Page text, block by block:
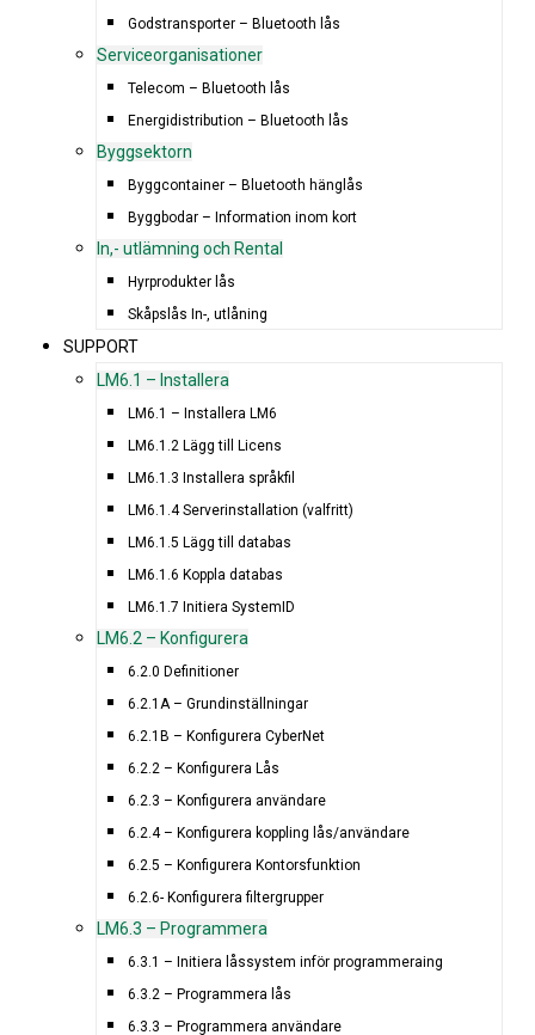
Godstransporter – Bluetooth lås
Serviceorganisationer
Telecom – Bluetooth lås
Energidistribution – Bluetooth lås
Byggsektorn
Byggcontainer – Bluetooth hänglås
Byggbodar – Information inom kort
In,- utlämning och Rental
Hyrprodukter lås
Skåpslås In-, utlåning
SUPPORT
LM6.1 – Installera
LM6.1 – Installera LM6
LM6.1.2 Lägg till Licens
LM6.1.3 Installera språkfil
LM6.1.4 Serverinstallation (valfritt)
LM6.1.5 Lägg till databas
LM6.1.6 Koppla databas
LM6.1.7 Initiera SystemID
LM6.2 – Konfigurera
6.2.0 Definitioner
6.2.1A – Grundinställningar
6.2.1B – Konfigurera CyberNet
6.2.2 – Konfigurera Lås
6.2.3 – Konfigurera användare
6.2.4 – Konfigurera koppling lås/användare
6.2.5 – Konfigurera Kontorsfunktion
6.2.6- Konfigurera filtergrupper
LM6.3 – Programmera
6.3.1 – Initiera låssystem inför programmeraing
6.3.2 – Programmera lås
6.3.3 – Programmera användare